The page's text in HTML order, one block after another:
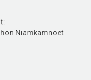
Niamkamnoet